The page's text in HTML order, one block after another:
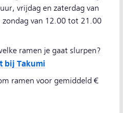
vrijdag en zaterdag van
van 12.00 tot 21.00
ramen je gaat slurpen?
bij Takumi
ramen voor gemiddeld €